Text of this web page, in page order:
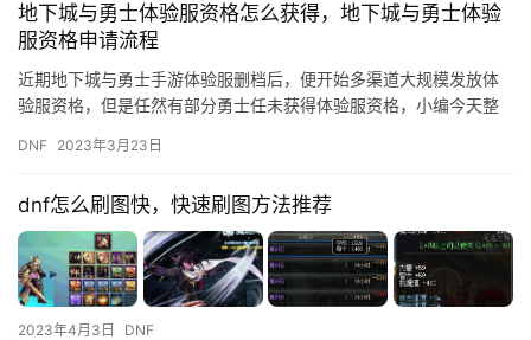
地下城与勇士体验服资格怎么获得，地下城与勇士体验
服资格申请流程
近期地下城与勇士手游体验服删档后，便开始多渠道大规模发放体
验服资格，但是任然有部分勇士任未获得体验服资格，小编今天整
助。 D…
DNF 2023年3月23日
dnf怎么刷图快，快速刷图方法推荐
2023年4月3日 DNF